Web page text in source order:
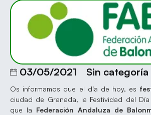
03/05/2021 Sin categoría
Os informamos que el día de hoy, es
ciudad de Granada, la Festividad del
que la Federación Andaluza de